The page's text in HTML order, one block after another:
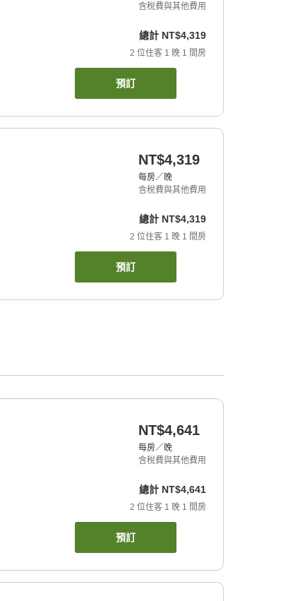
含稅費與其他費用
總計 NT$4,319
2 位住客 1 晚 1 間房
預訂
NT$4,319
每房／晚
含稅費與其他費用
總計 NT$4,319
2 位住客 1 晚 1 間房
預訂
NT$4,641
每房／晚
含稅費與其他費用
總計 NT$4,641
2 位住客 1 晚 1 間房
預訂